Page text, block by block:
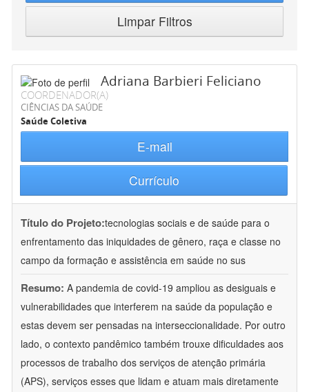
Limpar Filtros
Adriana Barbieri Feliciano
COORDENADOR(A)
CIÊNCIAS DA SAÚDE
Saúde Coletiva
E-mail
Currículo
Título do Projeto:tecnologias sociais e de saúde para o
enfrentamento das iniquidades de gênero, raça e classe no
campo da formação e assistência em saúde no sus
Resumo: A pandemia de covid-19 ampliou as desiguais e
vulnerabilidades que interferem na saúde da população e
estas devem ser pensadas na interseccionalidade. Por outro
lado, o contexto pandêmico também trouxe dificuldades aos
processos de trabalho dos serviços de atenção primária
(APS), serviços esses que lidam e atuam mais diretamente